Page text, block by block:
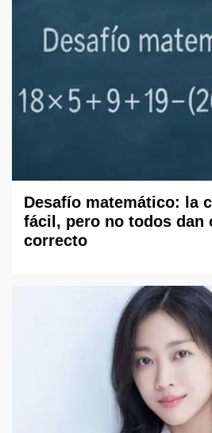
Desafío matemático: la
fácil, pero no todos dan
correcto